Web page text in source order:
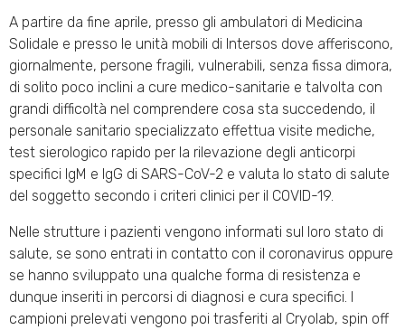
A partire da fine aprile, presso gli ambulatori di Medicina
Solidale e presso le unità mobili di Intersos dove afferiscono,
giornalmente, persone fragili, vulnerabili, senza fissa dimora,
di solito poco inclini a cure medico-sanitarie e talvolta con
grandi difficoltà nel comprendere cosa sta succedendo, il
personale sanitario specializzato effettua visite mediche,
test sierologico rapido per la rilevazione degli anticorpi
specifici IgM e IgG di SARS-CoV-2 e valuta lo stato di salute
del soggetto secondo i criteri clinici per il COVID-19.
Nelle strutture i pazienti vengono informati sul loro stato di
salute, se sono entrati in contatto con il coronavirus oppure
se hanno sviluppato una qualche forma di resistenza e
dunque inseriti in percorsi di diagnosi e cura specifici. I
campioni prelevati vengono poi trasferiti al Cryolab, spin off